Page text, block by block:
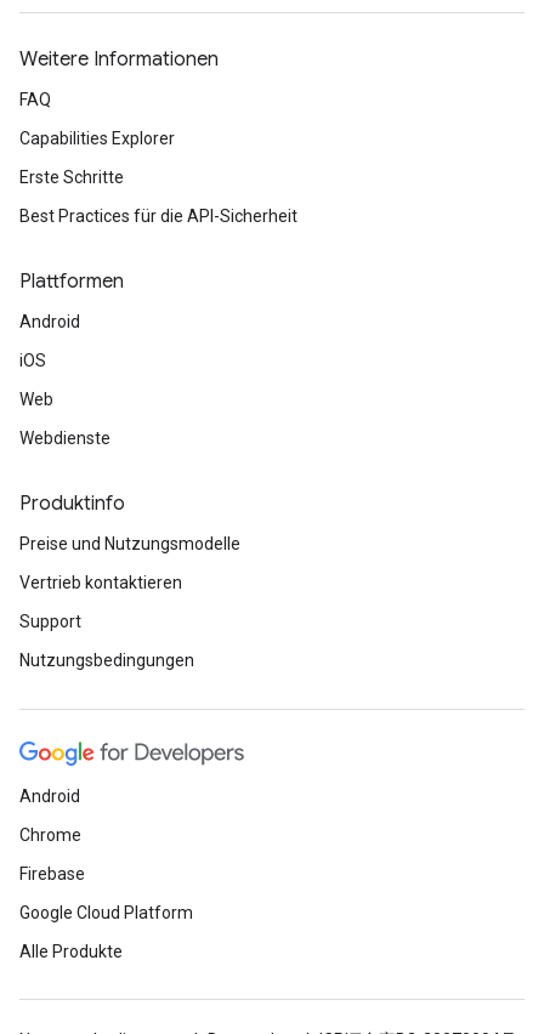
Weitere Informationen
FAQ
Capabilities Explorer
Erste Schritte
Best Practices für die API-Sicherheit
Plattformen
Android
iOS
Web
Webdienste
Produktinfo
Preise und Nutzungsmodelle
Vertrieb kontaktieren
Support
Nutzungsbedingungen
Android
Chrome
Firebase
Google Cloud Platform
Alle Produkte